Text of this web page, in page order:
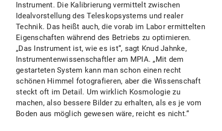
Instrument. Die Kalibrierung vermittelt zwischen
Idealvorstellung des Teleskopsystems und realer
Technik. Das heißt auch, die vorab im Labor ermittelten
Eigenschaften während des Betriebs zu optimieren.
„Das Instrument ist, wie es ist“, sagt Knud Jahnke,
Instrumentenwissenschaftler am MPIA. „Mit dem
gestarteten System kann man schon einen recht
schönen Himmel fotografieren, aber die Wissenschaft
steckt oft im Detail. Um wirklich Kosmologie zu
machen, also bessere Bilder zu erhalten, als es je vom
Boden aus möglich gewesen wäre, reicht es nicht.“